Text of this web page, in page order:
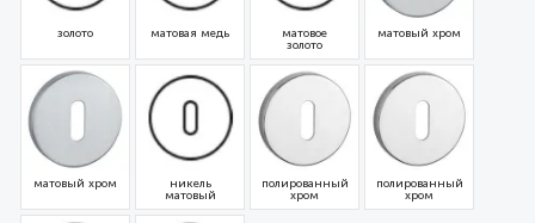
золото матовая медь
матовое
золото
матовый хром
матовый хром
никель
матовый
полированный
хром
полированный
хром